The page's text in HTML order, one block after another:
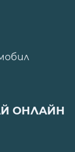
ОНЛАЙН